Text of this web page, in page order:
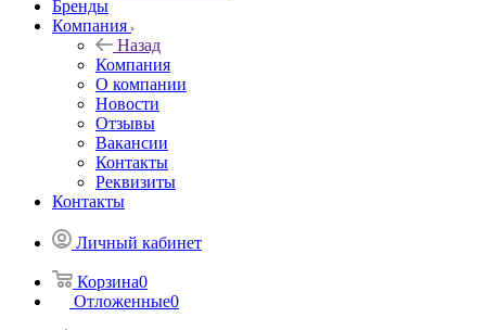
Бренды
Компания
Назад
Компания
О компании
Новости
Отзывы
Вакансии
Контакты
Реквизиты
Контакты
Личный кабинет
Корзина0
Отложенные0